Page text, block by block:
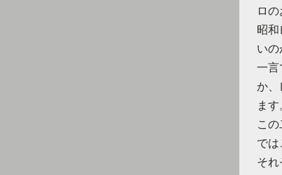
ロ
昭
い
一
か
ます。
こ
で
そ